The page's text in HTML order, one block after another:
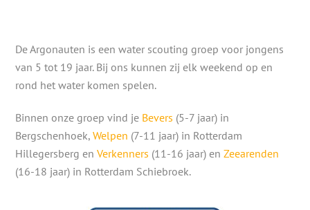
De Argonauten is een water scouting groep voor jongens
van 5 tot 19 jaar. Bij ons kunnen zij elk weekend op en
rond het water komen spelen.
Binnen onze groep vind je Bevers (5-7 jaar) in
Bergschenhoek,Welpen (7-11 jaar) in Rotterdam
Hillegersberg enVerkenners (11-16 jaar) enZeearenden
(16-18 jaar) in Rotterdam Schiebroek.